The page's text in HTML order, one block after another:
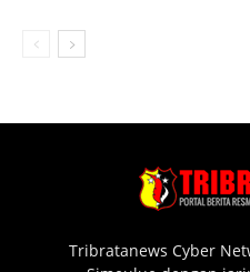
Tribratanews Cyber